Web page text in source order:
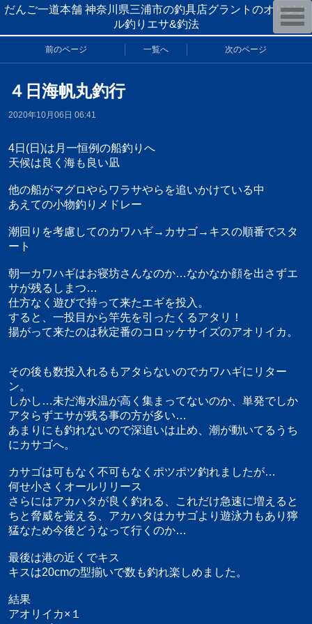
だんご一道本舗 神奈川県三浦市の釣具店グラントのオリジナ
ル釣りエサ&釣法
前のページ 一覧へ 次のページ
４日海帆丸釣行
2020年10月06日 06:41
4日(日)は月一恒例の船釣りへ
天候は良く海も良い凪
他の船がマグロやらワラサやらを追いかけている中
あえての小物釣りメドレー
潮回りを考慮してのカワハギ→カサゴ→キスの順番でスタ
ート
朝一カワハギはお寝坊さんなのか…なかなか顔を出さずエ
サが残るしまつ…
仕方なく遊びで持って来たエギを投入。
すると、一投目から竿先を引ったくるアタリ！
揚がって来たのは秋定番のコロッケサイズのアオリイカ。
その後も数投入れるもアタらないのでカワハギにリター
ン。
しかし…未だ海水温が高く集まってないのか、単発でしか
アタらずエサが残る事の方が多い…
あまりにも釣れないので深追いは止め、潮が動いてるうち
にカサゴへ。
カサゴは可もなく不可もなくポツポツ釣れましたが…
何せ小さくオールリリース
さらにはアカハタが良く釣れる、これだけ急速に増えると
ちと脅威を覚える、アカハタはカサゴより遊泳力もあり獰
猛なため今後どうなって行くのか…
最後は港の近くでキス
キスは20cmの型揃いで数も釣れ楽しめました。
結果
アオリイカ×１
T
o
g
e